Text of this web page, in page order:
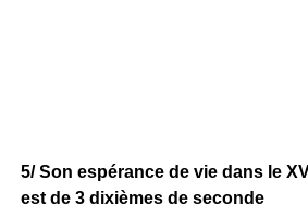
5/ Son espérance de vie dans le
est de 3 dixièmes de seconde